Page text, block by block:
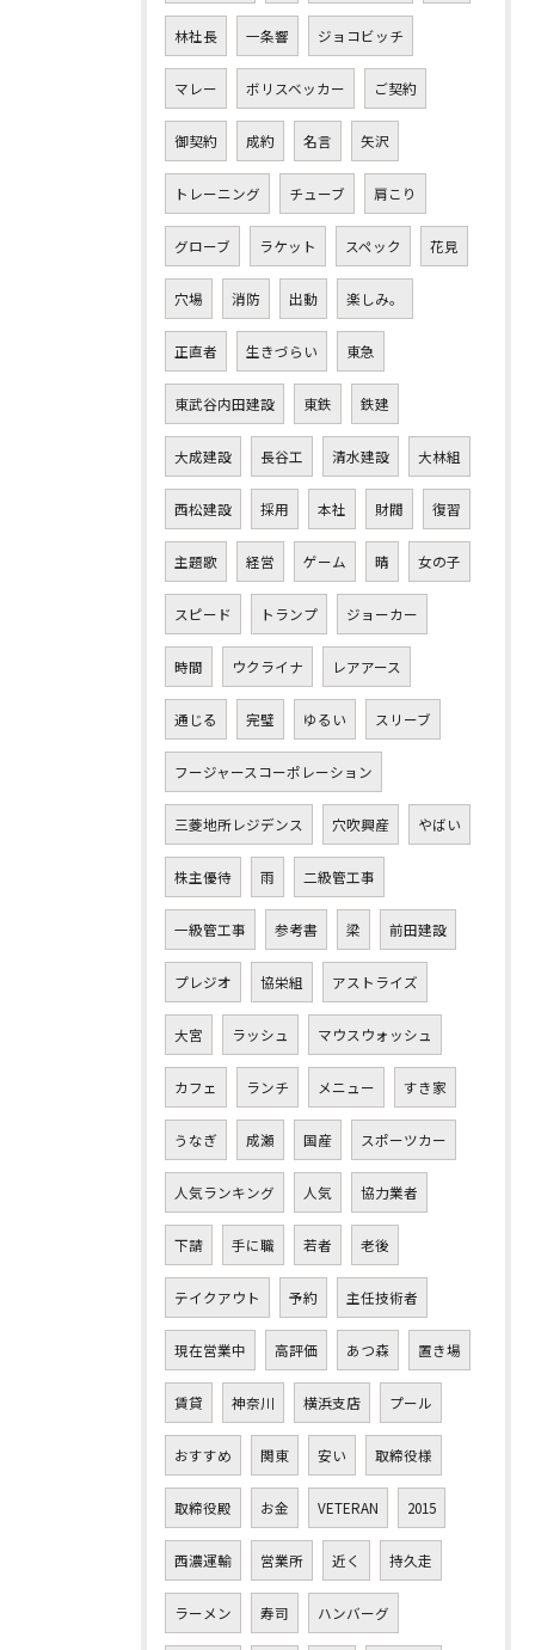
林社長 一条響 ジョコビッチ
マレー ボリスベッカー ご契約
御契約 成約 名言 矢沢
トレーニング チューブ 肩こり
グローブ ラケット スペック 花見
穴場 消防 出動 楽しみ。
正直者 生きづらい 東急
東武谷内田建設 東鉄 鉄建
大成建設 長谷工 清水建設 大林組
西松建設 採用 本社 財閥 復習
主題歌 経営 ゲーム 晴 女の子
スピード トランプ ジョーカー
時間 ウクライナ レアアース
通じる 完璧 ゆるい スリーブ
フージャースコーポレーション
三菱地所レジデンス 穴吹興産 やばい
株主優待 雨 二級管工事
一級管工事 参考書 梁 前田建設
プレジオ 協栄組 アストライズ
大宮 ラッシュ マウスウォッシュ
カフェ ランチ メニュー すき家
うなぎ 成瀬 国産 スポーツカー
人気ランキング 人気 協力業者
下請 手に職 若者 老後
テイクアウト 予約 主任技術者
現在営業中 高評価 あつ森 置き場
賃貸 神奈川 横浜支店 プール
おすすめ 関東 安い 取締役様
取締役殿 お金 VETERAN 2015
西濃運輸 営業所 近く 持久走
ラーメン 寿司 ハンバーグ